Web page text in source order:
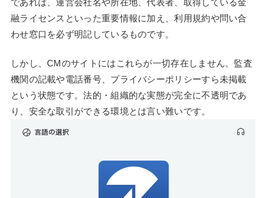
融ライセンスといった重要情報に加え、利用規約や問い合
わせ窓口を必ず明記しているものです。
しかし、CMのサイトにはこれらが一切存在しません。監査
機関の記載や電話番号、プライバシーポリシーすら未掲載
という状態です。法的・組織的な実態が完全に不透明であ
り、安全な取引ができる環境とは言い難いです。